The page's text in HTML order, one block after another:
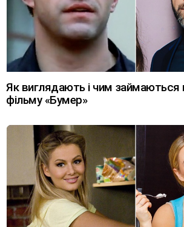
Як виглядають і чим займаються
фільму «Бумер»